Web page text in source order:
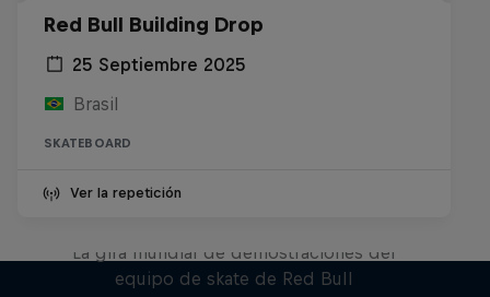
Red Bull Building Drop
25 Septiembre 2025
Brasil
SKATEBOARD
Ver la repetición
La gira mundial de demostraciones del
equipo de skate de Red Bull